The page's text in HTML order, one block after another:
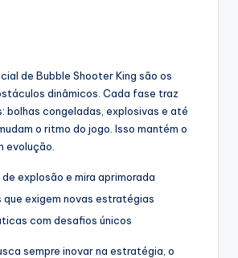
de Bubble Shooter King são os
dinâmicos. Cada fase traz
bolhas congeladas, explosivas e até
o ritmo do jogo. Isso mantém o
evolução.
explosão e mira aprimorada
exigem novas estratégias
com desafios únicos
sempre inovar na estratégia, o